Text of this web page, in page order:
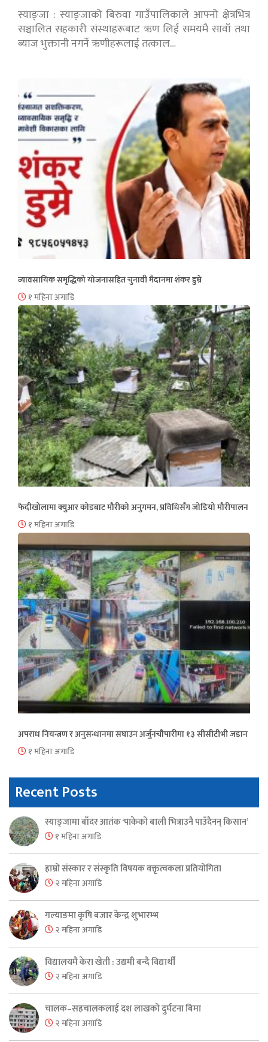
स्याङ्जा : स्याङ्जाको बिरुवा गाउँपालिकाले आफ्नो क्षेत्रभित्र
सञ्चालित सहकारी संस्थाहरूबाट ऋण लिई समयमै सावाँ तथा
ब्याज भुक्तानी नगर्ने ऋणीहरूलाई तत्काल…
व्यावसायिक समृद्धिको योजनासहित चुनावी मैदानमा शंकर डुम्रे
१ महिना अगाडि
फेदीखोलामा क्युआर कोडबाट मौरीको अनुगमन, प्रविधिसँग जोडियो मौरीपालन
१ महिना अगाडि
अपराध नियन्त्रण र अनुसन्धानमा सघाउन अर्जुनचौपारीमा १३ सीसीटीभी जडान
१ महिना अगाडि
Recent Posts
स्याङ्जामा बाँदर आतंक ‘पाकेको बाली भित्राउनै पाउँदैनन् किसान’
१ महिना अगाडि
हाम्रो संस्कार र संस्कृति विषयक वक्तृत्वकला प्रतियोगिता
२ महिना अगाडि
गल्याङमा कृषि बजार केन्द्र शुभारम्भ
२ महिना अगाडि
विद्यालयमै केरा खेती : उद्यमी बन्दै विद्यार्थी
२ महिना अगाडि
चालक–सहचालकलाई दश लाखको दुर्घटना बिमा
२ महिना अगाडि